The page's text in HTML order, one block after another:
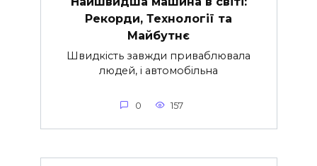
Рекорди, Технології та
Майбутнє
Швидкість завжди приваблювала
людей, і автомобільна
0 157